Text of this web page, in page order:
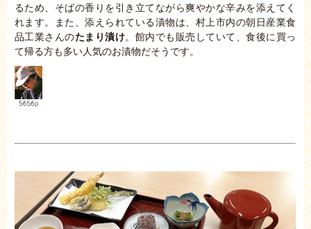
るため、そばの香りを引き立てながら爽やかな辛みを添えてく
れます。また、添えられている漬物は、村上市内の朝日産業食
品工業さんのたまり漬け。館内でも販売していて、食後に買っ
て帰る方も多い人気のお漬物だそうです。